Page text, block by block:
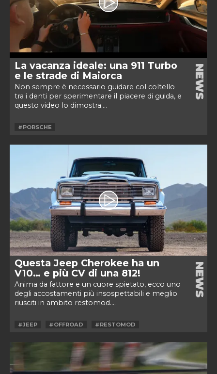
La vacanza ideale: una 911 Turbo
e le strade di Maiorca
Non sempre è necessario guidare col coltello
tra i denti per sperimentare il piacere di guida, e
questo video lo dimostra....
NEWS
#PORSCHE
Questa Jeep Cherokee ha un
V10… e più CV di una 812!
Anima da fattore e un cuore spietato, ecco uno
degli accostamenti più insospettabili e meglio
riusciti in ambito restomod....
NEWS
#JEEP #OFFROAD #RESTOMOD